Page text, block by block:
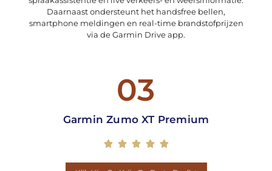
Daarnaast ondersteunt het handsfree bellen,
smartphone meldingen en real-time brandstofprijzen
via de Garmin Drive app.
03
Garmin Zumo XT Premium
    